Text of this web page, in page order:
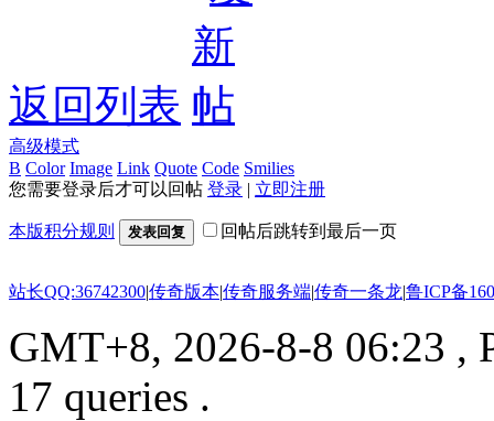
返回列表
高级模式
B Color Image Link Quote Code Smilies
您需要登录后才可以回帖 登录 | 立即注册
本版积分规则 发表回复 回帖后跳转到最后一页
站长QQ:36742300|传奇版本|传奇服务端|传奇一条龙|鲁ICP备
GMT+8, 2026-8-8 06:23 ,
17 queries .